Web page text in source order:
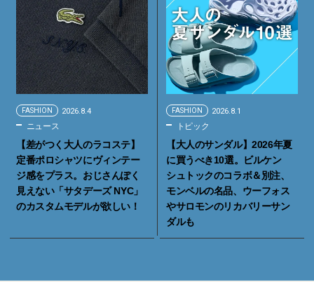
FASHION 2026.8.4
ニュース
【差がつく大人のラコステ】
定番ポロシャツにヴィンテー
ジ感をプラス。おじさんぽく
見えない「サタデーズ NYC」
のカスタムモデルが欲しい！
FASHION 2026.8.1
トピック
【大人のサンダル】2026年夏
に買うべき10選。ビルケン
シュトックのコラボ＆別注、
モンベルの名品、ウーフォス
やサロモンのリカバリーサン
ダルも